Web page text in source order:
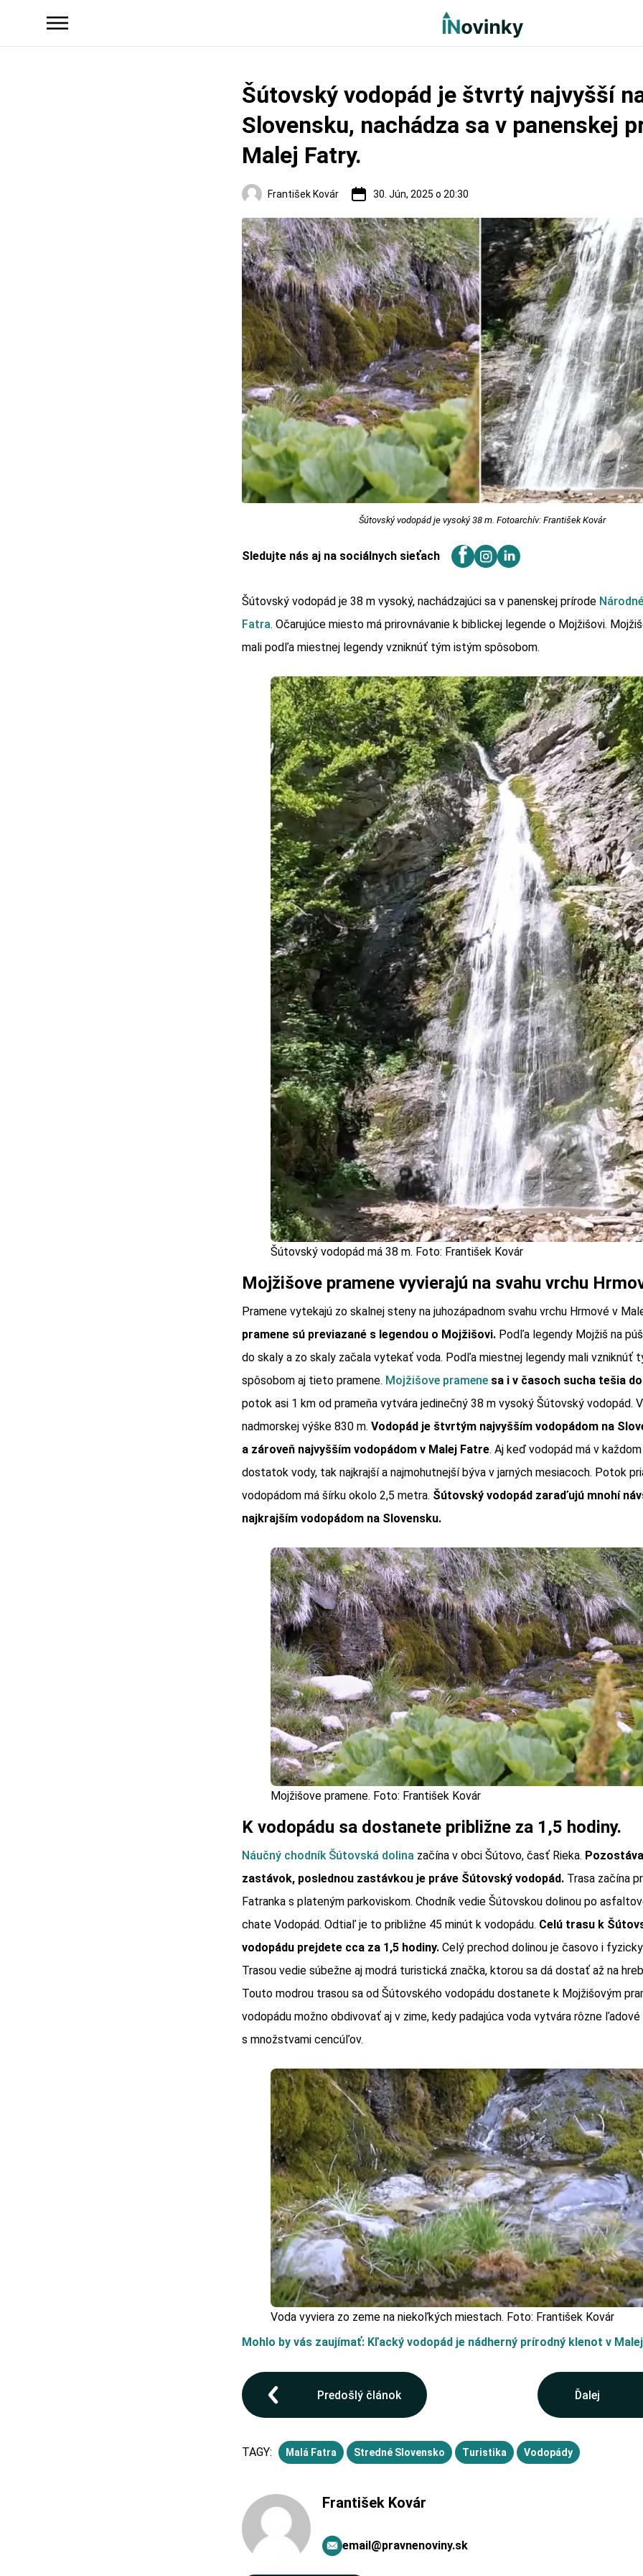
Šútovský vodopád je štvrtý najvyšší
Slovensku, nachádza sa v panenskej
Malej Fatry.
František Kovár 30. Jún, 2025 o 20:30
Regióny
Šútovský vodopád je vysoký 38 m. Fotoarchív: František Kovár
Sledujte nás aj na sociálnych sieťach
Šútovský vodopád je 38 m vysoký, nachádzajúci sa v panenskej prírode
Fatra. Očarujúce miesto má prirovnávanie k biblickej legende o Mojžišovi.
mali podľa miestnej legendy vzniknúť tým istým spôsobom.
Šútovský vodopád má 38 m. Foto: František Kovár
Mojžišove pramene vyvierajú na svahu vrchu
Pramene vytekajú zo skalnej steny na juhozápadnom svahu vrchu Hrmové v
pramene sú previazané s legendou o Mojžišovi. Podľa legendy Mojžiš na
do skaly a zo skaly začala vytekať voda. Podľa miestnej legendy mali vzniknúť
spôsobom aj tieto pramene. Mojžišove pramene sa i v časoch sucha tešia
potok asi 1 km od prameňa vytvára jedinečný 38 m vysoký Šútovský vodopád.
nadmorskej výške 830 m. Vodopád je štvrtým najvyšším vodopádom na
a zároveň najvyšším vodopádom v Malej Fatre. Aj keď vodopád má v
dostatok vody, tak najkrajší a najmohutnejší býva v jarných mesiacoch. Potok
vodopádom má šírku okolo 2,5 metra. Šútovský vodopád zaraďujú mnohí
najkrajším vodopádom na Slovensku.
Mojžišove pramene. Foto: František Kovár
K vodopádu sa dostanete približne za 1,5 hodiny.
Náučný chodník Šútovská dolina začína v obci Šútovo, časť Rieka.
zastávok, poslednou zastávkou je práve Šútovský vodopád. Trasa začína
Fatranka s plateným parkoviskom. Chodník vedie Šútovskou dolinou po
chate Vodopád. Odtiaľ je to približne 45 minút k vodopádu. Celú trasu k
vodopádu prejdete cca za 1,5 hodiny. Celý prechod dolinou je časovo i
Trasou vedie súbežne aj modrá turistická značka, ktorou sa dá dostať až na
Touto modrou trasou sa od Šútovského vodopádu dostanete k Mojžišovým
vodopádu možno obdivovať aj v zime, kedy padajúca voda vytvára rôzne
s množstvami cencúľov.
Voda vyviera zo zeme na niekoľkých miestach. Foto: František Kovár
Mohlo by vás zaujímať: Kľacký vodopád je nádherný prírodný klenot v
Predošlý článok Ďalej
TAGY: Malá Fatra Stredné Slovensko Turistika Vodopády
František Kovár
email@pravnenoviny.sk